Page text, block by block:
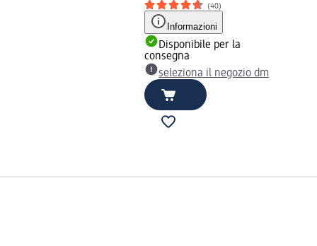
(40)
Informazioni
Disponibile per la
consegna
seleziona il negozio dm